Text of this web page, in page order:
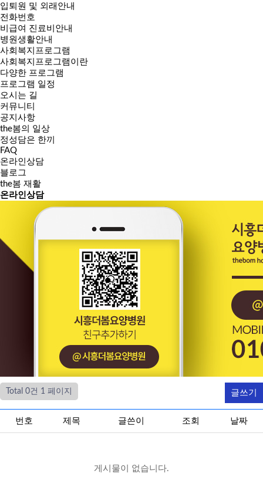
입퇴원 및 외래안내
전화번호
비급여 진료비안내
병원생활안내
사회복지프로그램
사회복지프로그램이란
다양한 프로그램
프로그램 일정
오시는 길
커뮤니티
공지사항
the봄의 일상
정성담은 한끼
FAQ
온라인상담
블로그
the봄 재활
온라인상담
Total 0건 1 페이지 글쓰기
번호 제목 글쓴이 조회 날짜
게시물이 없습니다.